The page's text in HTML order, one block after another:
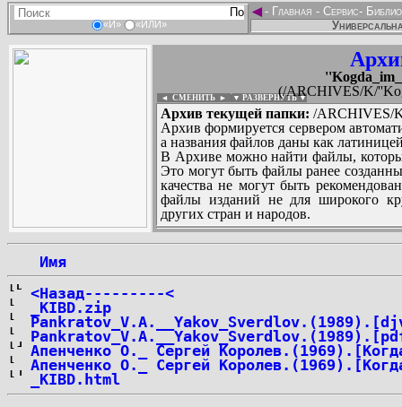
«И» «ИЛИ»
◄- Главная - Сервис-
(/ARCHIVES/K/
◄ СМЕНИТЬ ► ▼ РАЗВЕРНУТЬ ▼
Архив текущей папки: /ARCHIVES/
Архив формируется сервером
а названия файлов даны как
В Архиве можно найти файлы,
Это могут быть файлы ранее
качества не могут быть
файлы изданий не для широкого
других стран и народов.
Имя
<Назад---------<
_KIBD.zip
Апенченко О._ Сергей
Апенченко О._ Сергей
_KIBD.html